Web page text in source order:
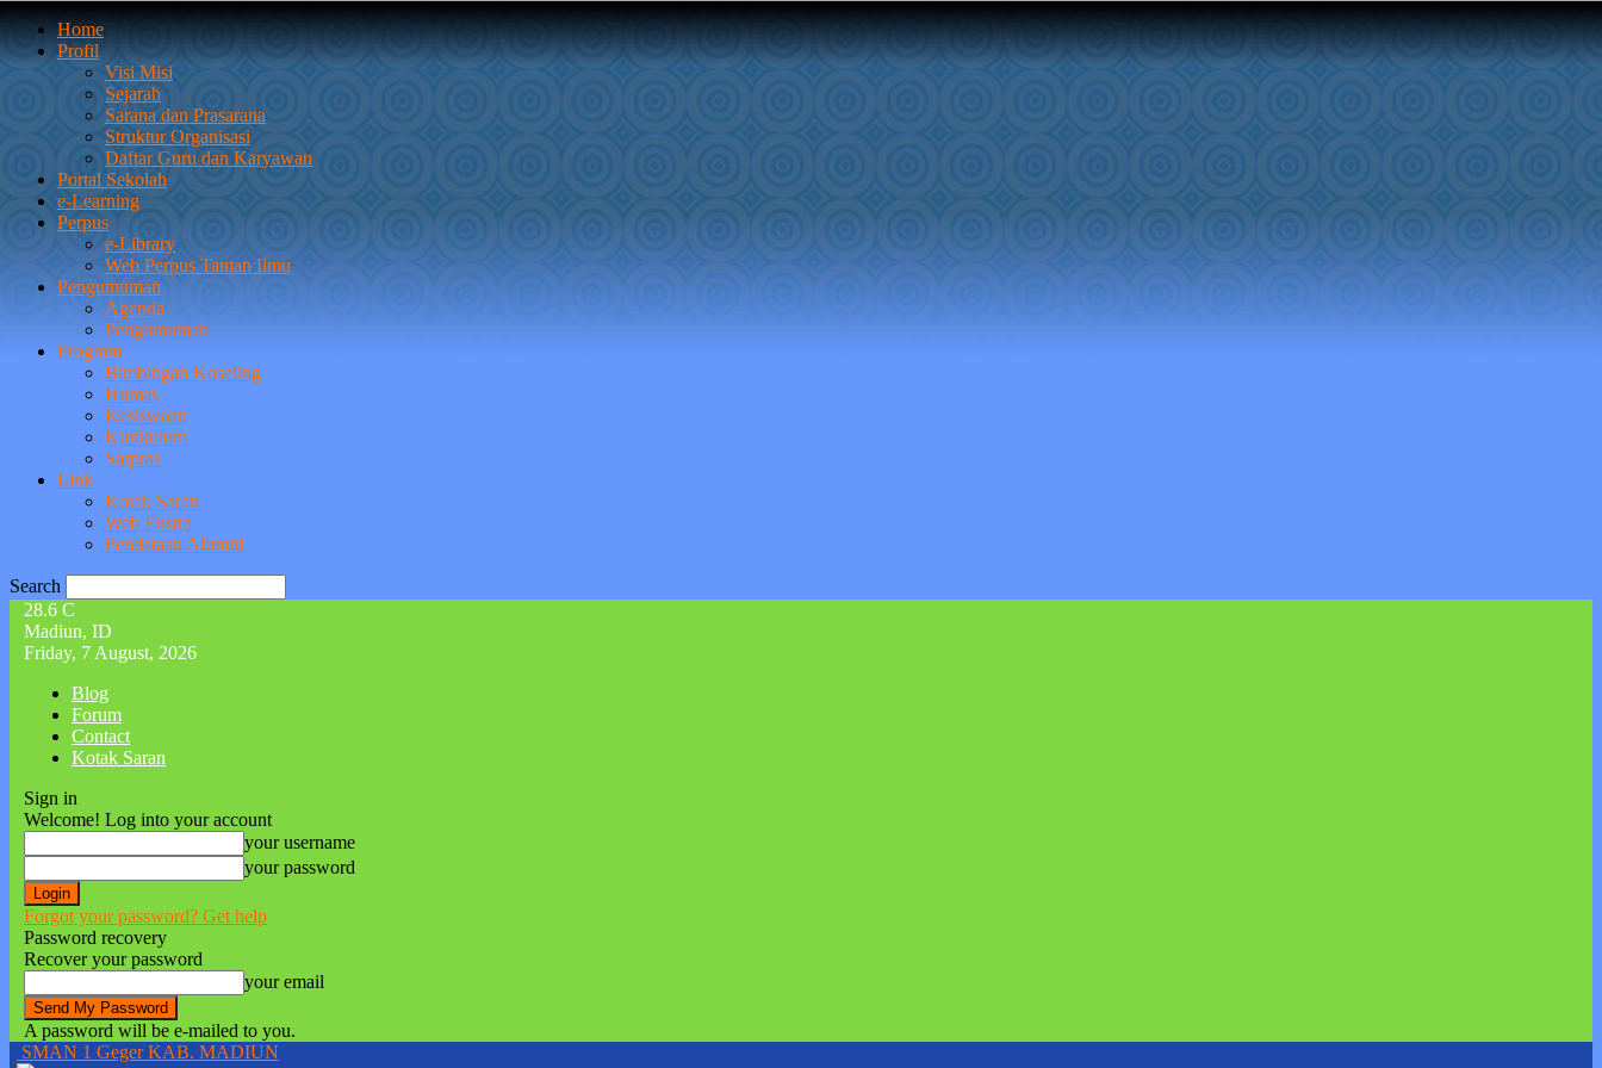
Home
Profil
Visi Misi
Sejarah
Sarana dan Prasarana
Struktur Organisasi
Daftar Guru dan Karyawan
Portal Sekolah
e-Learning
Perpus
e-Library
Web Perpus Taman Ilmu
Pengumuman
Agenda
Pengumuman
Program
Bimbingan Koseling
Humas
Kesiswaan
Kurikulum
Sarpras
Link
Kotak Saran
Web Ekstra
Pendataan Alumni
Search
28.6 C
Madiun, ID
Friday, 7 August, 2026
Blog
Forum
Contact
Kotak Saran
Sign in
Welcome! Log into your account
your username
your password
Forgot your password? Get help
Password recovery
Recover your password
your email
A password will be e-mailed to you.
SMAN 1 Geger KAB. MADIUN